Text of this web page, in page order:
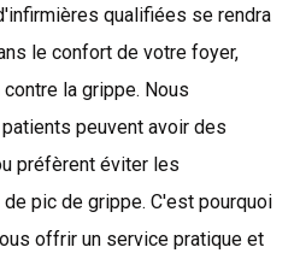
qualifiées se rendra
le confort de votre foyer,
la grippe. Nous
peuvent avoir des
préfèrent éviter les
pic de grippe. C'est pourquoi
offrir un service pratique et